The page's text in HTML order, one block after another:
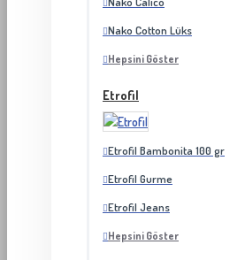
Nako Cotton Lüks
Hepsini Göster
Etrofil
Etrofil Bambonita 100 gr
Etrofil Gurme
Etrofil Jeans
Hepsini Göster